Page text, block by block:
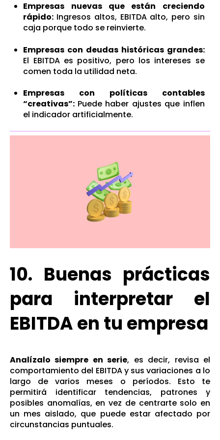
Empresas nuevas que están creciendo
rápido: Ingresos altos, EBITDA alto, pero sin
caja porque todo se reinvierte.
Empresas con deudas históricas grandes:
El EBITDA es positivo, pero los intereses se
comen toda la utilidad neta.
Empresas con políticas contables
“creativas”: Puede haber ajustes que inflen
el indicador artificialmente.
10. Buenas prácticas
para interpretar el
EBITDA en tu empresa
Analízalo siempre en serie, es decir, revisa el
comportamiento del EBITDA y sus variaciones a lo
largo de varios meses o períodos. Esto te
permitirá identificar tendencias, patrones y
posibles anomalías, en vez de centrarte solo en
un mes aislado, que puede estar afectado por
circunstancias puntuales.